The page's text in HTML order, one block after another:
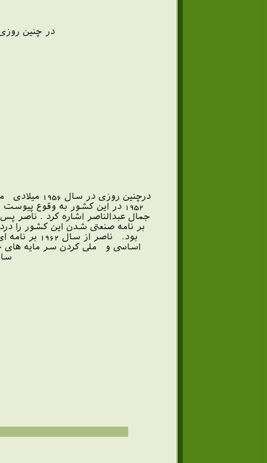
در چنین روزی در سال 1944 میلادی بر اثر گردبادی شدید در
درچنین
1952 در این کشور به وقوع
بود.
اساسی و ملی کردن سر مایه های